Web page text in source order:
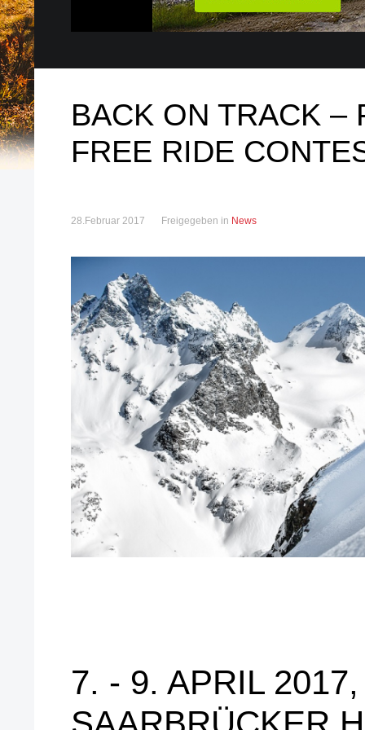
BACK ON TRACK –
FREE RIDE
28.Februar 2017 Freigegeben in News
7. - 9. APRIL 2017,